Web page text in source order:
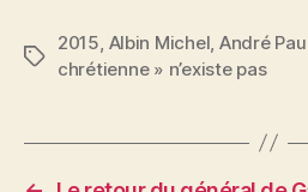
Étiquettes
2015 Albin Michel André
chrétienne » n’existe pas